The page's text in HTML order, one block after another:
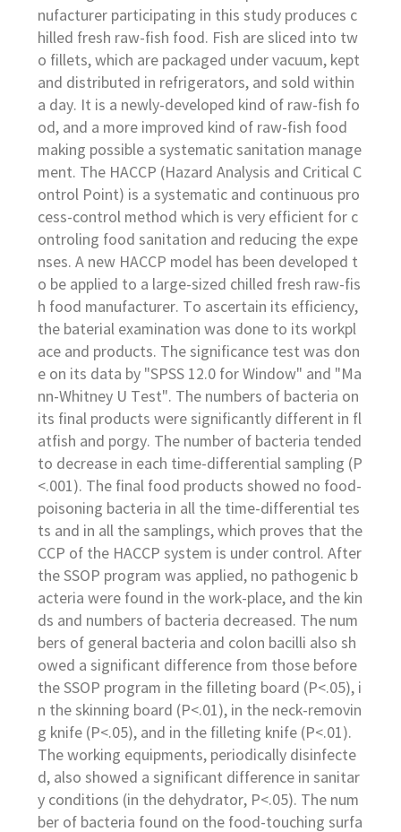
nufacturer participating in this study produces c
hilled fresh raw-fish food. Fish are sliced into tw
o fillets, which are packaged under vacuum, kept
and distributed in refrigerators, and sold within
a day. It is a newly-developed kind of raw-fish fo
od, and a more improved kind of raw-fish food
making possible a systematic sanitation manage
ment. The HACCP (Hazard Analysis and Critical C
ontrol Point) is a systematic and continuous pro
cess-control method which is very efficient for c
ontroling food sanitation and reducing the expe
nses. A new HACCP model has been developed t
o be applied to a large-sized chilled fresh raw-fis
h food manufacturer. To ascertain its efficiency,
the baterial examination was done to its workpl
ace and products. The significance test was don
e on its data by "SPSS 12.0 for Window" and "Ma
nn-Whitney U Test". The numbers of bacteria on
its final products were significantly different in fl
atfish and porgy. The number of bacteria tended
to decrease in each time-differential sampling (P
<.001). The final food products showed no food-
poisoning bacteria in all the time-differential tes
ts and in all the samplings, which proves that the
CCP of the HACCP system is under control. After
the SSOP program was applied, no pathogenic b
acteria were found in the work-place, and the kin
ds and numbers of bacteria decreased. The num
bers of general bacteria and colon bacilli also sh
owed a significant difference from those before
the SSOP program in the filleting board (P<.05), i
n the skinning board (P<.01), in the neck-removin
g knife (P<.05), and in the filleting knife (P<.01).
The working equipments, periodically disinfecte
d, also showed a significant difference in sanitar
y conditions (in the dehydrator, P<.05). The num
ber of bacteria found on the food-touching surfa